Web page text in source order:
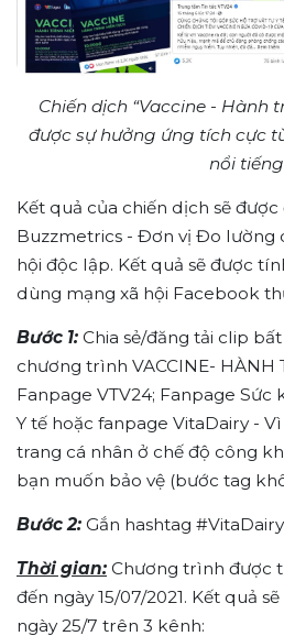
Chiến dịch “Vaccine - Hành
được sự hưởng ứng tích cực
nổi tiếng
Kết quả của chiến dịch sẽ
Buzzmetrics - Đơn vị Đo lường
hội độc lập. Kết quả sẽ được
dùng mạng xã hội Facebook
Bước 1: Chia sẻ/đăng tải clip
chương trình VACCINE- HÀNH
Fanpage VTV24; Fanpage Sức
Y tế hoặc fanpage VitaDairy -
trang cá nhân ở chế độ công
bạn muốn bảo vệ (bước tag
Bước 2: Gắn hashtag
Thời gian: Chương trình được
đến ngày 15/07/2021. Kết quả
ngày 25/7 trên 3 kênh: